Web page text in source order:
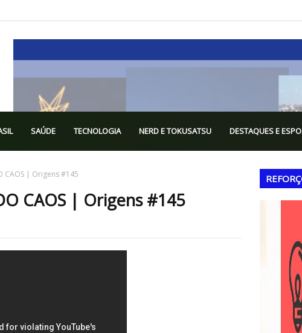
SAÚDE TECNOLOGIA NERD E TOKUSATSU DESTAQUES E
CAOS | Origens #145
CAOS | Origens #145